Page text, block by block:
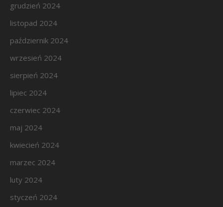
grudzień 2024
listopad 2024
październik 2024
wrzesień 2024
sierpień 2024
lipiec 2024
czerwiec 2024
maj 2024
kwiecień 2024
marzec 2024
luty 2024
styczeń 2024